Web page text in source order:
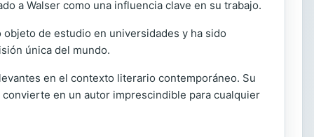
a Walser como una influencia clave en su trabajo.
de estudio en universidades y ha sido
única del mundo.
en el contexto literario contemporáneo. Su
en un autor imprescindible para cualquier